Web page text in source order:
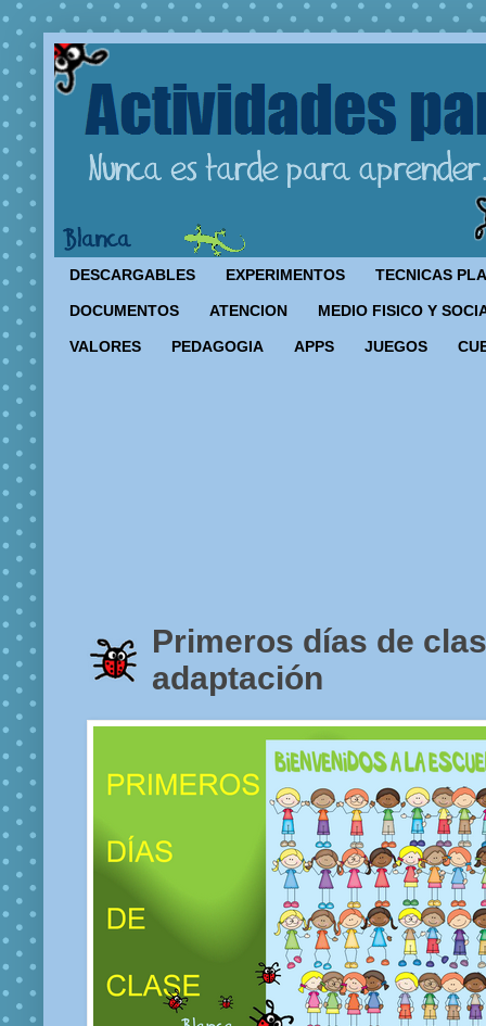
DESCARGABLES EXPERIMENTOS TECNICAS
DOCUMENTOS ATENCION MEDIO FISICO Y
VALORES PEDAGOGIA APPS JUEGOS
Primeros días de
adaptación